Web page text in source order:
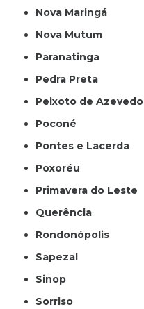
Nova Maringá
Nova Mutum
Paranatinga
Pedra Preta
Peixoto de Azevedo
Poconé
Pontes e Lacerda
Poxoréu
Primavera do Leste
Querência
Rondonópolis
Sapezal
Sinop
Sorriso